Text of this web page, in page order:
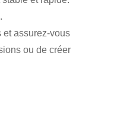
et assurez-vous
ou de créer